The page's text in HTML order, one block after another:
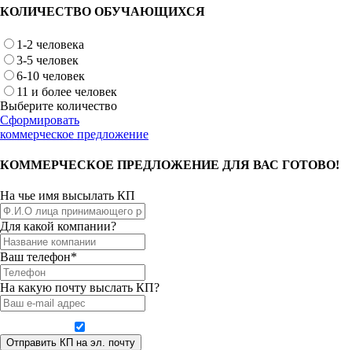
КОЛИЧЕСТВО ОБУЧАЮЩИХСЯ
1-2 человека
3-5 человек
6-10 человек
11 и более человек
Выберите количество
Сформировать
коммерческое предложение
КОММЕРЧЕСКОЕ ПРЕДЛОЖЕНИЕ ДЛЯ ВАС ГОТОВО!
На чье имя высылать КП
Для какой компании?
Ваш телефон*
На какую почту выслать КП?